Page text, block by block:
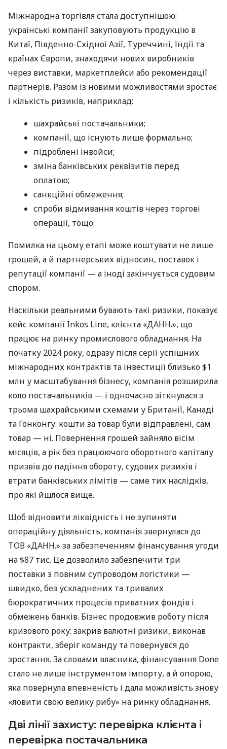
Міжнародна торгівля стала доступнішою:
українські компанії закуповують продукцію в
Китаї, Південно-Східної Азії, Туреччині, Індії та
країнах Європи, знаходячи нових виробників
через виставки, маркетплейси або рекомендації
партнерів. Разом із новими можливостями зростає
і кількість ризиків, наприклад:
шахрайські постачальники;
компанії, що існують лише формально;
підроблені інвойси;
зміна банківських реквізитів перед
оплатою;
санкційні обмеження;
спроби відмивання коштів через торгові
операції, тощо.
Помилка на цьому етапі може коштувати не лише
грошей, а й партнерських відносин, поставок і
репутації компанії — а іноді закінчується судовим
спором.
Наскільки реальними бувають такі ризики, показує
кейс компанії Inkos Line, клієнта «ДАНН.», що
працює на ринку промислового обладнання. На
початку 2024 року, одразу після серії успішних
міжнародних контрактів та інвестиції близько $1
млн у масштабування бізнесу, компанія розширила
коло постачальників — і одночасно зіткнулася з
трьома шахрайськими схемами у Британії, Канаді
та Гонконгу: кошти за товар були відправлені, сам
товар — ні. Повернення грошей зайняло вісім
місяців, а рік без працюючого оборотного капіталу
призвів до падіння обороту, судових ризиків і
втрати банківських лімітів — саме тих наслідків,
про які йшлося вище.
Щоб відновити ліквідність і не зупиняти
операційну діяльність, компанія звернулася до
ТОВ «ДАНН.» за забезпеченням фінансування угоди
на $87 тис. Це дозволило забезпечити три
поставки з повним супроводом логістики —
швидко, без ускладнених та тривалих
бюрократичних процесів приватних фондів і
обмежень банків. Бізнес продовжив роботу після
кризового року: закрив валютні ризики, виконав
контракти, зберіг команду та повернувся до
зростання. За словами власника, фінансування Done
стало не лише інструментом імпорту, а й опорою,
яка повернула впевненість і дала можливість знову
«ловити свою велику рибу» на ринку обладнання.
Дві лінії захисту: перевірка клієнта і
перевірка постачальника